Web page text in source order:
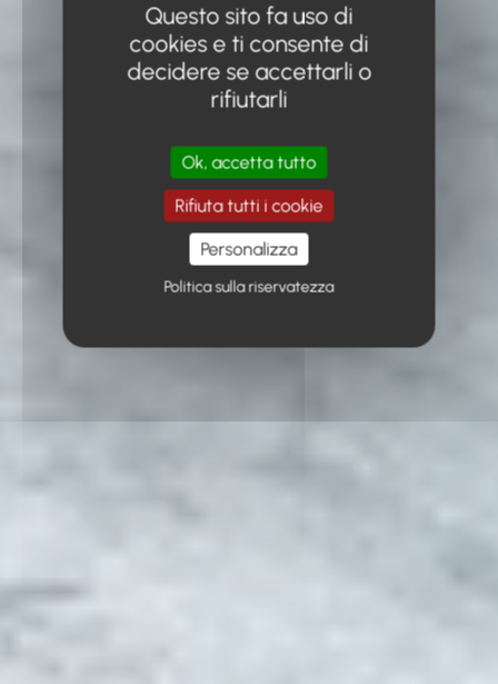
Questo sito fa uso di
cookies e ti consente di
decidere se accettarli o
rifiutarli
Ok, accetta tutto
Rifiuta tutti i cookie
Personalizza
Politica sulla riservatezza